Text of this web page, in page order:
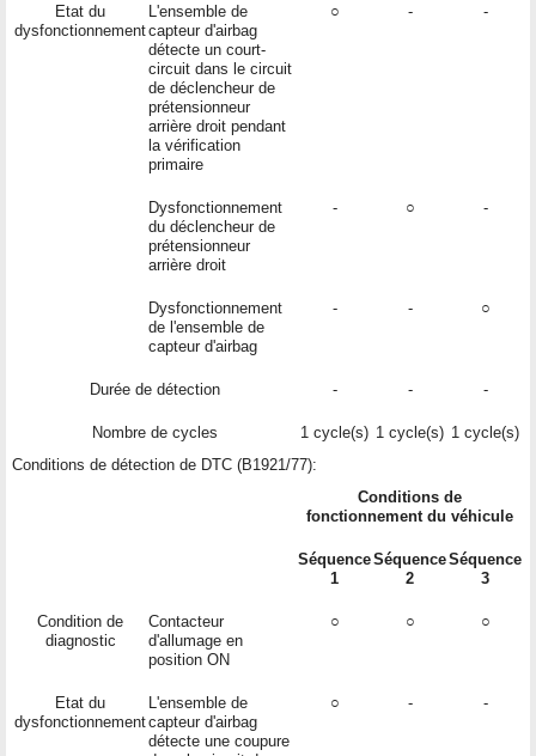
Etat du
dysfonctionnement
L'ensemble de
capteur d'airbag
détecte un court-
circuit dans le circuit
de déclencheur de
prétensionneur
arrière droit pendant
la vérification
primaire
○ - -
Dysfonctionnement
du déclencheur de
prétensionneur
arrière droit
- ○ -
Dysfonctionnement
de l'ensemble de
capteur d'airbag
- - ○
Durée de détection - - -
Nombre de cycles 1 cycle(s) 1 cycle(s) 1 cycle(s)
Conditions de détection de DTC (B1921/77):
Conditions de
fonctionnement du véhicule
Séquence
1
Séquence
2
Séquence
3
Condition de
diagnostic
Contacteur
d'allumage en
position ON
○ ○ ○
Etat du
dysfonctionnement
L'ensemble de
capteur d'airbag
détecte une coupure
○ - -